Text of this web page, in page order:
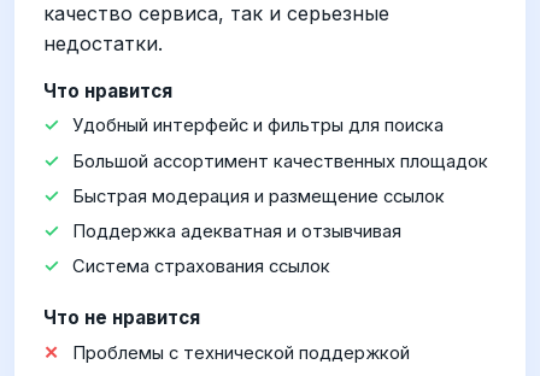
качество сервиса, так и серьезные
недостатки.
Что нравится
Удобный интерфейс и фильтры для поиска
Большой ассортимент качественных площадок
Быстрая модерация и размещение ссылок
Поддержка адекватная и отзывчивая
Система страхования ссылок
Что не нравится
Проблемы с технической поддержкой